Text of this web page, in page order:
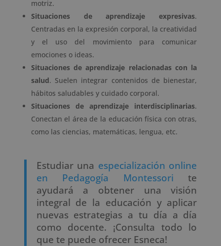
motriz.
Situaciones de aprendizaje expresivas.
Centradas en la expresión corporal, la creatividad
y el uso del movimiento para comunicar
emociones o ideas.
Situaciones de aprendizaje relacionadas con la
salud. Suelen integrar contenidos de bienestar,
hábitos saludables y cuidado corporal.
Situaciones de aprendizaje interdisciplinarias.
Conectan el área de la educación física con otras,
como las ciencias, matemáticas, lengua, etc.
Estudiar una especialización online
en Pedagogía Montessori te
ayudará a obtener una visión
integral de la educación y aplicar
nuevas estrategias a tu día a día
como docente. ¡Consulta todo lo
que te puede ofrecer Esneca!